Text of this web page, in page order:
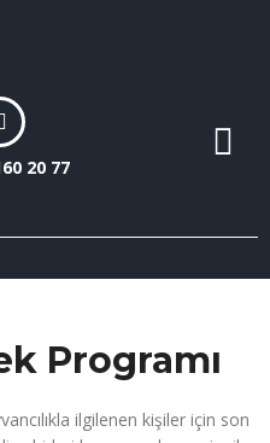
20 77
Programı
ilgilenen kişiler için son